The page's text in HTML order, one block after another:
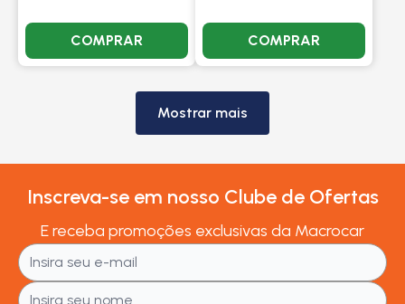
COMPRAR COMPRAR
Mostrar mais
Inscreva-se em nosso Clube de Ofertas
E receba promoções exclusivas da Macrocar